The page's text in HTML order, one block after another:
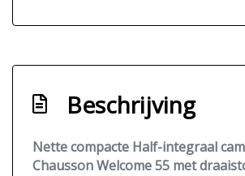
Beschrijving
Nette compacte Half-integraal
Chausson Welcome 55 met